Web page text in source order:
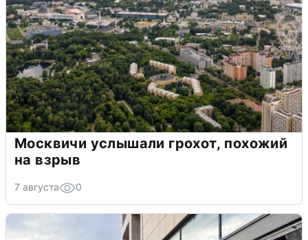
Москвичи услышали грохот, похожий
на взрыв
7 августа 0